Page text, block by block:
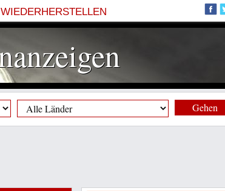
Gehen